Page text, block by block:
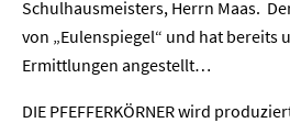
Schulhausmeisters, Herrn Maas.
von „Eulenspiegel“ und hat bereits
Ermittlungen angestellt…
DIE PFEFFERKÖRNER wird